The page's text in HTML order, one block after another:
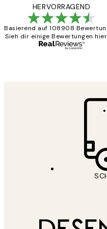
HERVORRAGEND
Basierend auf 108908
Sieh dir einige Bewertungen